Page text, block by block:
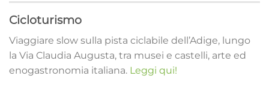
Cicloturismo
Viaggiare slow sulla pista ciclabile dell’Adige, lungo
la Via Claudia Augusta, tra musei e castelli, arte ed
enogastronomia italiana. Leggi qui!